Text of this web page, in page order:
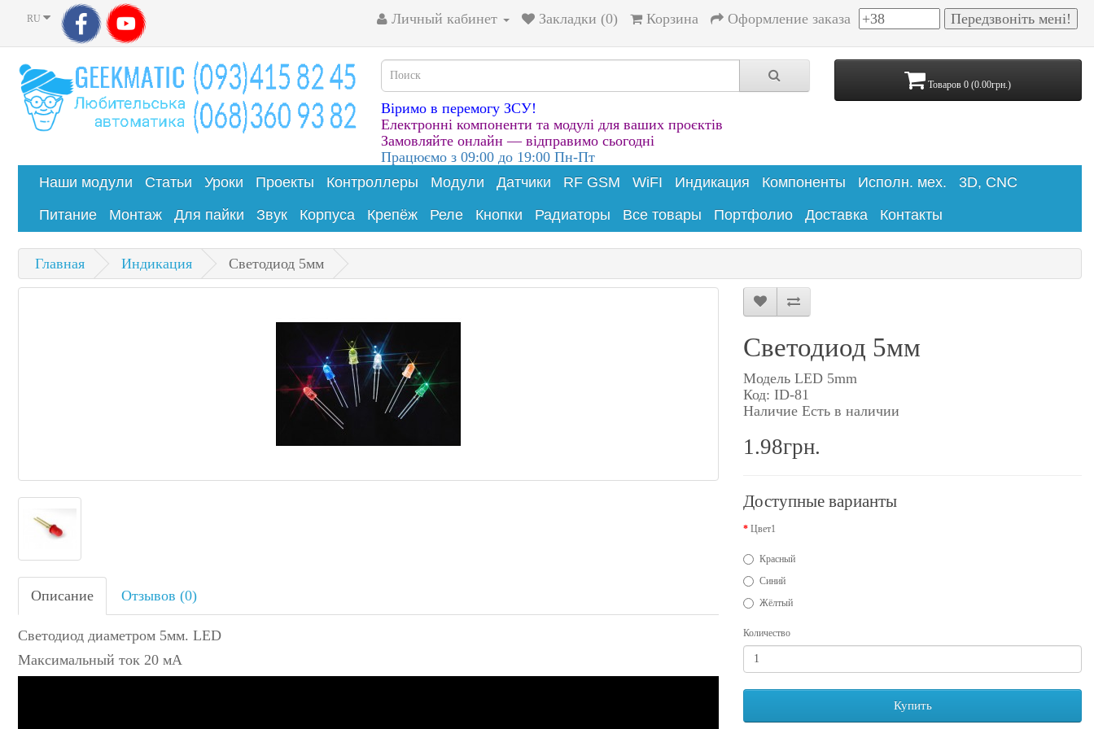
RU Личный кабинет Закладки (0) Корзина Оформление заказа
Віримо в перемогу ЗСУ!
Електронні компоненти та модулі для ваших проєктів
Замовляйте онлайн — відправимо сьогодні
Працюємо з 09:00 до 19:00 Пн-Пт
Товаров 0 (0.00грн.)
Наши модули Статьи Уроки Проекты Контроллеры Модули Датчики RF GSM WiFI Индикация Компоненты Исполн. мех.
3D, CNC
Питание
Монтаж Для пайки Звук Корпуса Крепёж Реле Кнопки Радиаторы Все товары Портфолио Доставка Контакты
Главная Индикация Светодиод 5мм
Описание Отзывов (0)
Светодиод диаметром 5мм. LED
Максимальный ток 20 мА
Светодиод 5мм
Модель LED 5mm
Код: ID-81
Наличие Есть в наличии
1.98грн.
Доступные варианты
Цвет1
Красный
Синий
Жёлтый
Количество
Купить